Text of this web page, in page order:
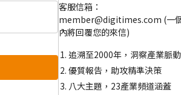
客服信箱：
member@digitimes.com (一
內將回覆您的來信)
追溯至2000年，洞察產業脈動
優質報告，助攻精準決策
八大主題，23產業頻道涵蓋